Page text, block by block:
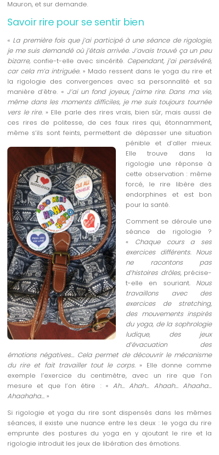
Mauron, et sur demande.
Savoir rire pour se sentir bien
« La première fois que j’ai participé à une séance de rigologie,
je me suis demandé où j’étais arrivée. J’avais trouvé ça un peu
bizarre, confie-t-elle avec sincérité. Cependant, j’ai persévéré,
car cela m’a intriguée. » Mado ressent dans le yoga du rire et
la rigologie des convergences avec sa personnalité et sa
manière d’être. « J’ai un fond joyeux, j’aime rire. Dans ma vie,
même dans les moments difficiles, je me suis toujours tournée
vers le rire. » Elle parle des rires vrais, bien sûr, mais aussi de
ces rires de politesse, de ces faux rires qui, étonnamment,
même s’ils sont feints, permettent de dépasser une situation
pénible et d’aller mieux.
Elle trouve dans la
rigologie une réponse à
cette observation : même
forcé, le rire libère des
endorphines et est bon
pour la santé.
Comment se déroule une
séance de rigologie ?
« Chaque cours a ses
exercices différents. Nous
ne racontons pas
d’histoires drôles, précise-
t-elle en souriant. Nous
travaillons avec des
exercices de stretching,
des mouvements inspirés
du yoga, de la sophrologie
ludique, des jeux
d’évacuation des
émotions négatives… Cela permet de découvrir le mécanisme
du rire et fait travailler tout le corps. » Elle donne comme
exemple l’exercice du centimètre, avec un rire que l’on
mesure et que l’on étire : «Ah… Ahah… Ahaah…Ahaaha…
Ahaahaha… »
Si rigologie et yoga du rire sont dispensés dans les mêmes
séances, il existe une nuance entre les deux : le yoga du rire
emprunte des postures du yoga en y ajoutant le rire et la
rigologie introduit les jeux de libération des émotions.